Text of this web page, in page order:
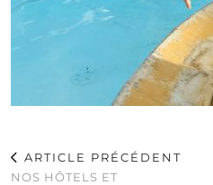
ARTICLE PRÉCÉDENT
NOS HÔTELS ET